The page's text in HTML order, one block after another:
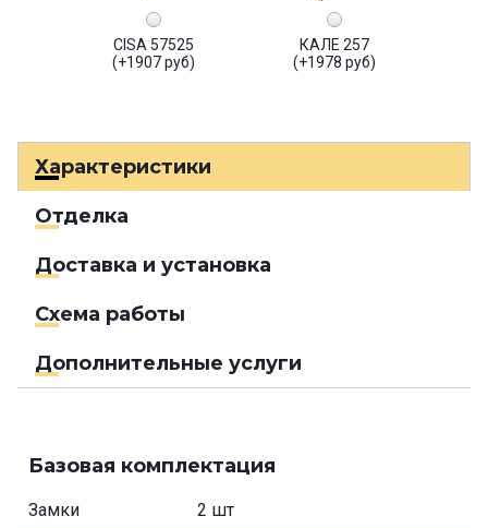
CISA 57525
(+1907 руб)
КАЛЕ 257
(+1978 руб)
Характеристики
Отделка
Доставка и установка
Схема работы
Дополнительные услуги
Базовая комплектация
Замки 2 шт